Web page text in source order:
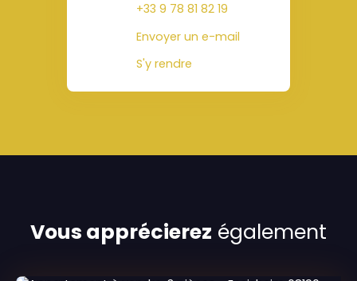
+33 9 78 81 82 19
Envoyer un e-mail
S'y rendre
Vous apprécierez également